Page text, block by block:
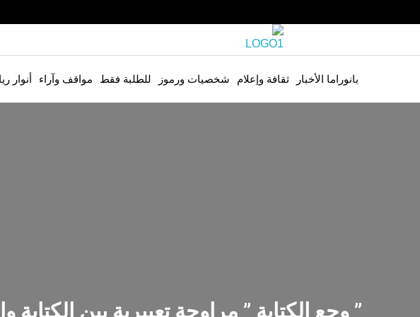
بانوراما الأخبار ثقافة وإعلام شخصيات ورموز للطلبة فقط مواقف وآراء أنوار
” وجع الكتابة ” مراوحة تعبيرية بين